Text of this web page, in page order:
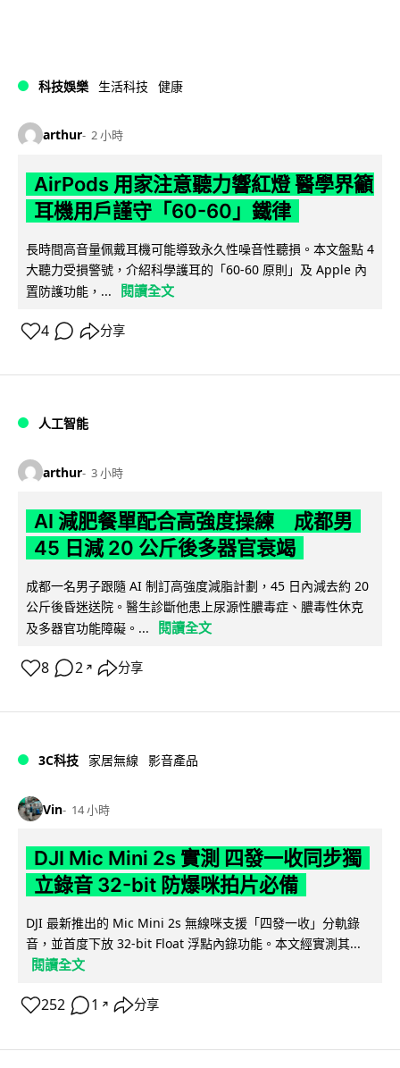
科技娛樂 生活科技 健康
arthur 2 小時
AirPods 用家注意聽力響紅燈 醫學界籲
耳機用戶謹守「60-60」鐵律
長時間高音量佩戴耳機可能導致永久性噪音性聽損。本文盤點 4
大聽力受損警號，介紹科學護耳的「60-60 原則」及 Apple 內
置防護功能，...
閱讀全文
4 分享
人工智能
arthur 3 小時
AI 減肥餐單配合高強度操練 成都男
45 日減 20 公斤後多器官衰竭
成都一名男子跟隨 AI 制訂高強度減脂計劃，45 日內減去約 20
公斤後昏迷送院。醫生診斷他患上尿源性膿毒症、膿毒性休克
及多器官功能障礙。...
閱讀全文
8 2 ↗ 分享
3C科技 家居無線 影音產品
Vin 14 小時
DJI Mic Mini 2s 實測 四發一收同步獨
立錄音 32-bit 防爆咪拍片必備
DJI 最新推出的 Mic Mini 2s 無線咪支援「四發一收」分軌錄
音，並首度下放 32-bit Float 浮點內錄功能。本文經實測其...
閱讀全文
252 1 ↗ 分享